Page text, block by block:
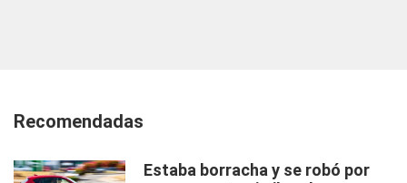
Recomendadas
Estaba borracha y se robó por